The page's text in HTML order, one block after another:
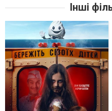
Інші